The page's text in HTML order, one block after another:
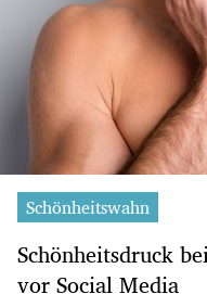
Schönheitswahn
Schönheitsdruck
vor Social Media